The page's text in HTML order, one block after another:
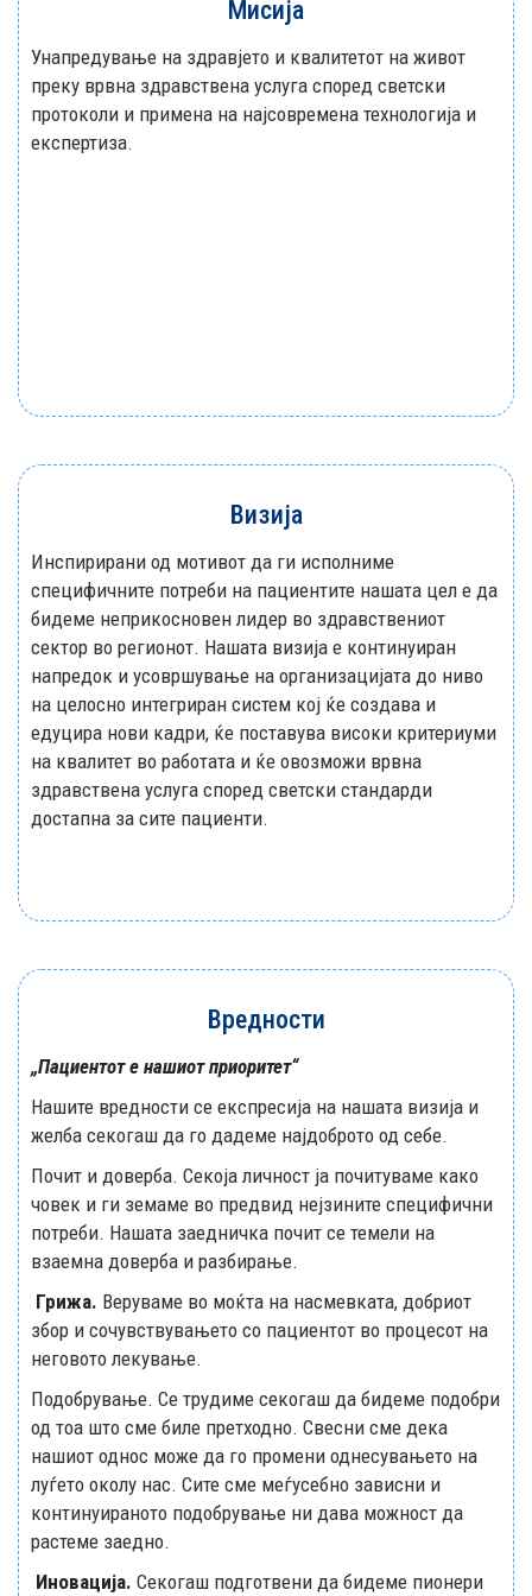
Мисија
Унапредување на здравјето и квалитетот на живот
преку врвна здравствена услуга според светски
протоколи и примена на најсовремена технологија и
експертиза.
Визија
Инспирирани од мотивот да ги исполниме
специфичните потреби на пациентите нашата цел е да
бидеме неприкосновен лидер во здравствениот
сектор во регионот. Нашата визија е континуиран
напредок и усовршување на организацијата до ниво
на целосно интегриран систем кој ќе создава и
едуцира нови кадри, ќе поставува високи критериуми
на квалитет во работата и ќе овозможи врвна
здравствена услуга според светски стандарди
достапна за сите пациенти.
Вредности
„Пациентот е нашиот приоритет“
Нашите вредности се експресија на нашата визија и
желба секогаш да го дадеме најдоброто од себе.
Почит и доверба. Секоја личност ја почитуваме како
човек и ги земаме во предвид нејзините специфични
потреби. Нашата заедничка почит се темели на
взаемна доверба и разбирање.
Грижа. Веруваме во моќта на насмевката, добриот
збор и сочувствувањето со пациентот во процесот на
неговото лекување.
Подобрување. Се трудиме секогаш да бидеме подобри
од тоа што сме биле претходно. Свесни сме дека
нашиот однос може да го промени однесувањето на
луѓето околу нас. Сите сме меѓусебно зависни и
континуираното подобрување ни дава можност да
растеме заедно.
Иновација. Секогаш подготвени да бидеме пионери